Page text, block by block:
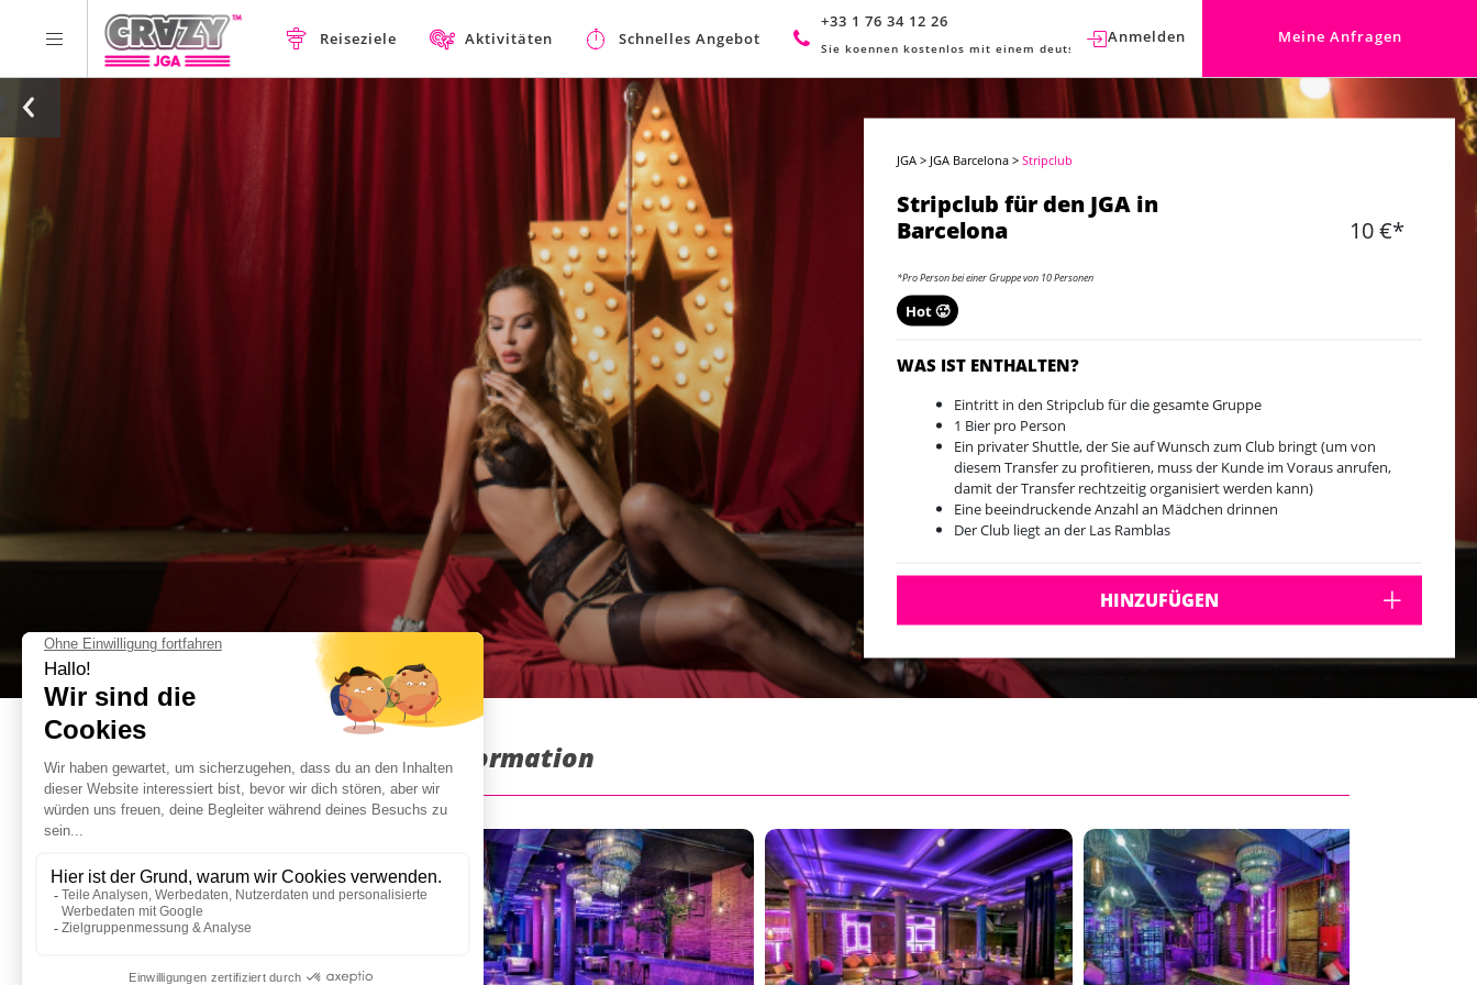
Reiseziele Aktivitäten Schnelles Angebot
+33 1 76 34 12 26
Sie koennen kostenlos mit einem deutschen Berater sprechen.
Anmelden Meine Anfragen
JGA > JGA Barcelona >Stripclub
Stripclub für den JGA in
Barcelona
10 €*
*Pro Person bei einer Gruppe von 10 Personen
Hot 🥵
WAS IST ENTHALTEN?
Eintritt in den Stripclub für die gesamte Gruppe
1 Bier pro Person
Ein privater Shuttle, der Sie auf Wunsch zum Club bringt (um von
diesem Transfer zu profitieren, muss der Kunde im Voraus anrufen,
damit der Transfer rechtzeitig organisiert werden kann)
Eine beeindruckende Anzahl an Mädchen drinnen
Der Club liegt an der Las Ramblas
HINZUFÜGEN
Stripclub in Barcelona : Information